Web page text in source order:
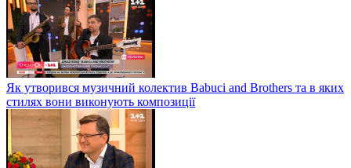
Як утворився музичний колектив Babuci and Brothers та в яких
стилях вони виконують композиції